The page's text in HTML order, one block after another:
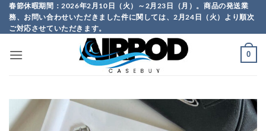
Skip
content
春節休暇期間：2026年2月10日（火）～2月23日（月）。商品の発送業
務、お問い合わせいただきました件に関しては、2月24日（火）より順次
ご対応させていただきます。
0